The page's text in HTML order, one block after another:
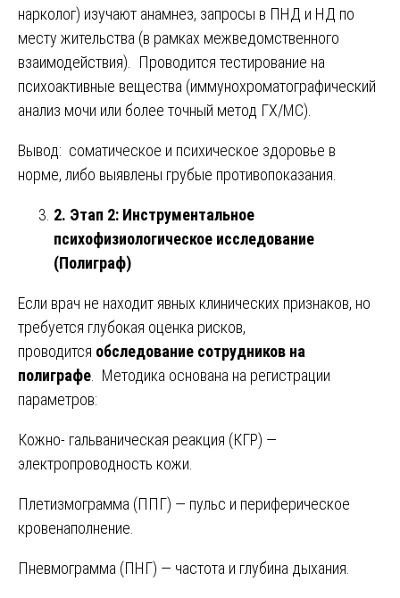
нарколог) изучают анамнез, запросы в ПНД и НД по
месту жительства (в рамках межведомственного
взаимодействия). Проводится тестирование на
психоактивные вещества (иммунохроматографический
анализ мочи или более точный метод ГХ/МС).
Вывод: соматическое и психическое здоровье в
норме, либо выявлены грубые противопоказания.
2. Этап 2: Инструментальное
психофизиологическое исследование
(Полиграф)
Если врач не находит явных клинических признаков, но
требуется глубокая оценка рисков,
проводится обследование сотрудников на
полиграфе . Методика основана на регистрации
параметров:
Кожно- гальваническая реакция (КГР) —
электропроводность кожи.
Плетизмограмма (ППГ) — пульс и периферическое
кровенаполнение.
Пневмограмма (ПНГ) — частота и глубина дыхания.